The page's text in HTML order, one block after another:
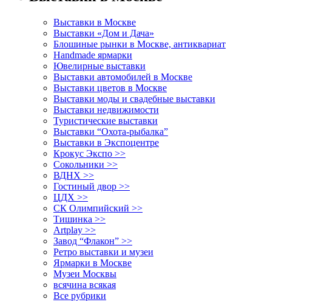
Выставки в Москве
Выставки «Дом и Дача»
Блошиные рынки в Москве, антиквариат
Handmade ярмарки
Ювелирные выставки
Выставки автомобилей в Москве
Выставки цветов в Москве
Выставки моды и свадебные выставки
Выставки недвижимости
Туристические выставки
Выставки “Охота-рыбалка”
Выставки в Экспоцентре
Крокус Экспо >>
Сокольники >>
ВДНХ >>
Гостиный двор >>
ЦДХ >>
СК Олимпийский >>
Тишинка >>
Artplay >>
Завод “Флакон” >>
Ретро выставки и музеи
Ярмарки в Москве
Музеи Москвы
всячина всякая
Все рубрики